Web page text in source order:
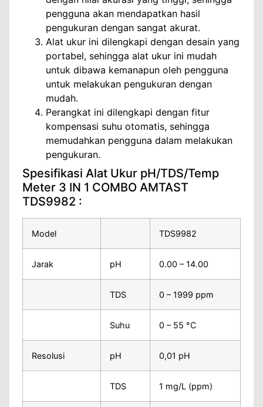
pengguna akan mendapatkan hasil
pengukuran dengan sangat akurat.
Alat ukur ini dilengkapi dengan desain yang
portabel, sehingga alat ukur ini mudah
untuk dibawa kemanapun oleh pengguna
untuk melakukan pengukuran dengan
mudah.
Perangkat ini dilengkapi dengan fitur
kompensasi suhu otomatis, sehingga
memudahkan pengguna dalam melakukan
pengukuran.
Spesifikasi Alat Ukur pH/TDS/Temp
Meter 3 IN 1 COMBO AMTAST
TDS9982 :
Model TDS9982
Jarak pH 0.00 – 14.00
TDS 0 – 1999 ppm
Suhu 0 – 55 °C
Resolusi pH 0,01 pH
TDS 1 mg/L (ppm)